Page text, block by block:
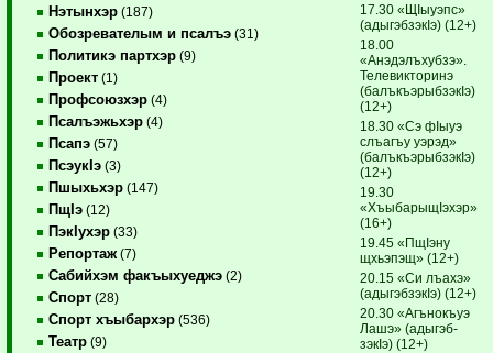
Нэтынхэр (187)
Обозревателым и псалъэ (31)
Политикэ партхэр (9)
Проект (1)
Профсоюзхэр (4)
Псалъэжьхэр (4)
Псапэ (57)
ПсэукIэ (3)
Пшыхьхэр (147)
ПщIэ (12)
ПэкIухэр (33)
Репортаж (7)
Сабийхэм факъыхуеджэ (2)
Спорт (28)
Спорт хъыбархэр (536)
Театр (9)
17.30 «ЩIыуэпс»
(адыгэбзэкIэ) (12+)
18.00
«Анэдэлъхубзэ».
Телевикторинэ
(балъкъэрыбзэкIэ)
(12+)
18.30 «Сэ фIыуэ
слъагъу уэрэд»
(балъкъэрыбзэкIэ)
(12+)
19.30
«ХъыбарыщIэхэр»
(16+)
19.45 «ПщIэну
щхьэпэщ» (12+)
20.15 «Си лъахэ»
(адыгэбзэкIэ) (12+)
20.30 «Агънокъуэ
Лашэ» (адыгэб­
зэкIэ) (12+)